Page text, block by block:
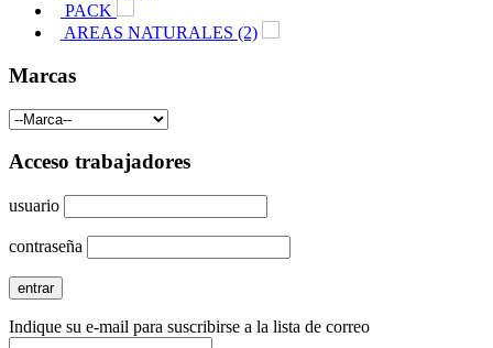
PACK
AREAS NATURALES (2)
Marcas
Acceso trabajadores
usuario
contraseña
Indique su e-mail para suscribirse a la lista de correo